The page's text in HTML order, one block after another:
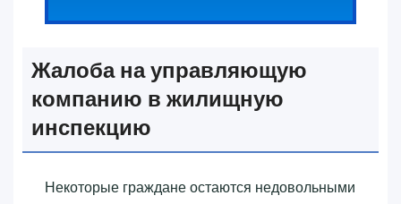
Жалоба на управляющую
компанию в жилищную
инспекцию
Некоторые граждане остаются недовольными